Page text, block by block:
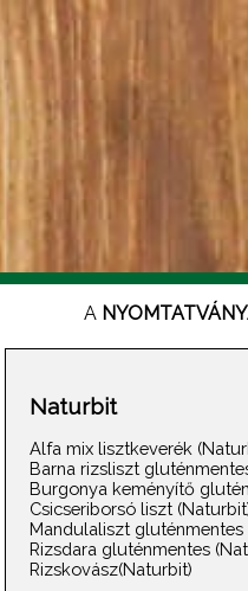
A
Naturbit
Alfa mix lisztkeverék
Barna rizsliszt
Burgonya keményítő
Csicseriborsó liszt
Mandulaliszt gluténmentes
Rizsdara gluténmentes
Rizskovász(Naturbit)